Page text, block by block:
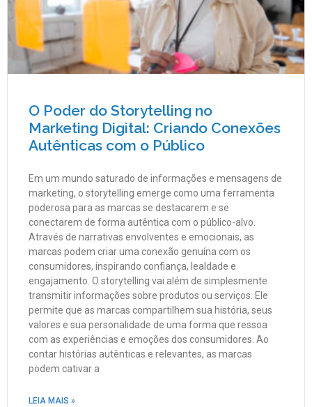
O Poder do Storytelling no
Marketing Digital: Criando Conexões
Autênticas com o Público
Em um mundo saturado de informações e mensagens de
marketing, o storytelling emerge como uma ferramenta
poderosa para as marcas se destacarem e se
conectarem de forma autêntica com o público-alvo.
Através de narrativas envolventes e emocionais, as
marcas podem criar uma conexão genuína com os
consumidores, inspirando confiança, lealdade e
engajamento. O storytelling vai além de simplesmente
transmitir informações sobre produtos ou serviços. Ele
permite que as marcas compartilhem sua história, seus
valores e sua personalidade de uma forma que ressoa
com as experiências e emoções dos consumidores. Ao
contar histórias autênticas e relevantes, as marcas
podem cativar a
LEIA MAIS »